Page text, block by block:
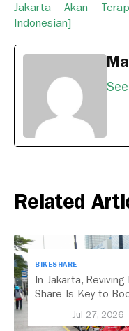
Jakarta Akan
Indonesian]
Related
BIKESHARE
In Jakarta, Reviving
Share Is Key to
Jul 27, 2026